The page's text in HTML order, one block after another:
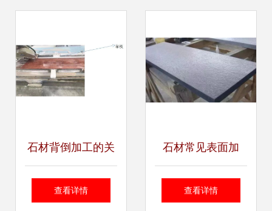
石材背倒加工的关
键步骤
查看详情
石材常见表面加
工，用对这几种方
查看详情